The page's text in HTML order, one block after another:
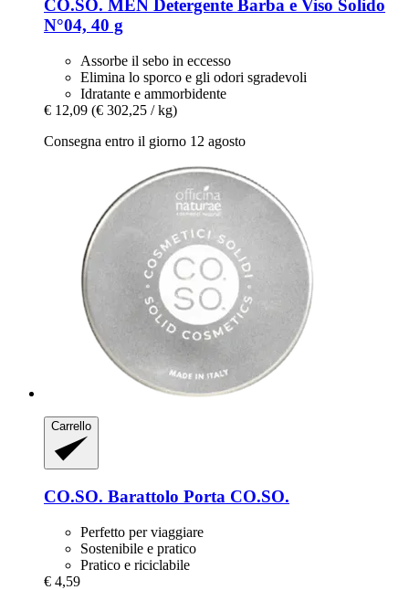
CO.SO. MEN Detergente Barba e Viso Solido
N°04, 40 g
Assorbe il sebo in eccesso
Elimina lo sporco e gli odori sgradevoli
Idratante e ammorbidente
€ 12,09 (€ 302,25 / kg)
Consegna entro il giorno 12 agosto
Carrello
CO.SO. Barattolo Porta CO.SO.
Perfetto per viaggiare
Sostenibile e pratico
Pratico e riciclabile
€ 4,59